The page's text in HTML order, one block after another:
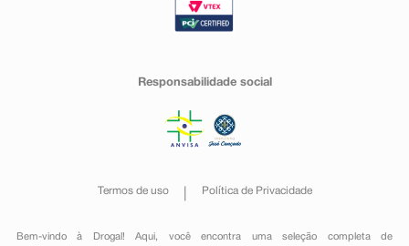
Responsabilidade social
Termos de uso Política de Privacidade
Bem-vindo à Drogal! Aqui, você encontra uma seleção completa de